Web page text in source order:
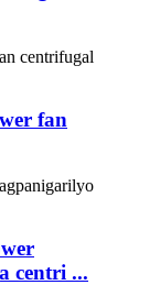
fan
centri ...